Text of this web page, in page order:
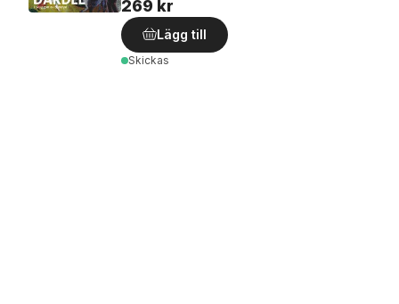
269 kr
Lägg till
Skickas